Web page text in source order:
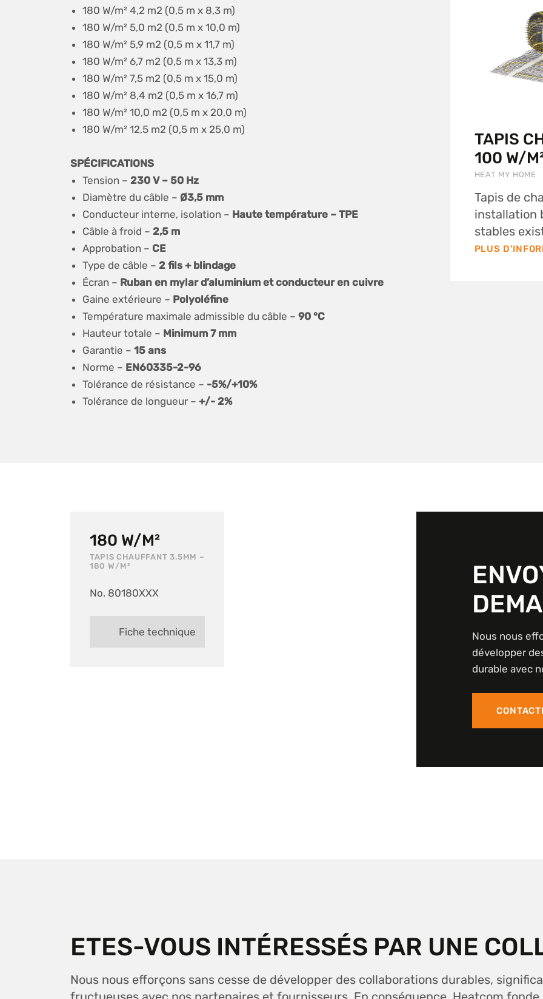
180 W/m² 4,2 m2 (0,5 m x 8,3 m)
180 W/m² 5,0 m2 (0,5 m x 10,0 m)
180 W/m² 5,9 m2 (0,5 m x 11,7 m)
180 W/m² 6,7 m2 (0,5 m x 13,3 m)
180 W/m² 7,5 m2 (0,5 m x 15,0 m)
180 W/m² 8,4 m2 (0,5 m x 16,7 m)
180 W/m² 10,0 m2 (0,5 m x 20,0 m)
180 W/m² 12,5 m2 (0,5 m x 25,0 m)
SPÉCIFICATIONS
Tension – 230 V – 50 Hz
Diamètre du câble – Ø3,5 mm
Conducteur interne, isolation – Haute température – TPE
Câble à froid – 2,5 m
Approbation – CE
Type de câble – 2 fils + blindage
Écran – Ruban en mylar d’aluminium et conducteur en cuivre
Gaine extérieure – Polyoléfine
Température maximale admissible du câble – 90 °C
Hauteur totale – Minimum 7 mm
Garantie – 15 ans
Norme – EN60335-2-96
Tolérance de résistance – -5%/+10%
Tolérance de longueur – +/- 2%
TAPIS
100 W/
HEAT MY HOME
Tapis de
installation
stables
PLUS
180 W/M²
TAPIS CHAUFFANT 3,5MM –
180 W/M²
No. 80180XXX
Fiche technique
Nous nous
développer
durable avec
ETES-VOUS INTÉRESSÉS PAR UNE
Nous nous efforçons sans cesse de développer des collaborations durables,